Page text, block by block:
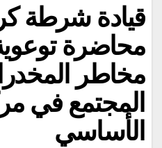
قيادة شرطة
محاضرة
مخاطر
المجتمع في
الأساسي